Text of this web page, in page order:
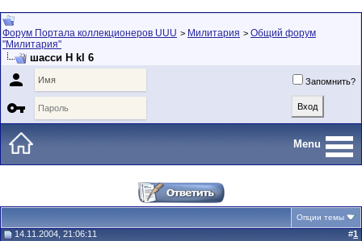
Форум Портала коллекционеров UUU > Милитария > Общий форум
"Милитария"
шасси H kl 6
 Запомнить?

Menu
Опции темы
14.11.2004, 21:06:11 #1